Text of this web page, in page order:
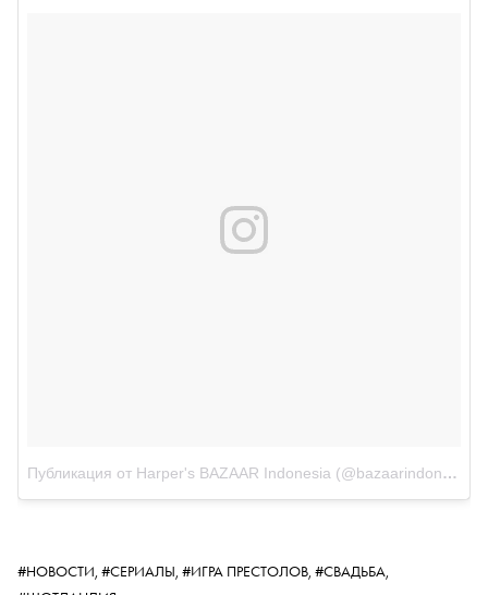
Публикация от Harper's BAZAAR Indonesia (@bazaarindonesia)
#НОВОСТИ, #СЕРИАЛЫ, #ИГРА ПРЕСТОЛОВ, #СВАДЬБА,